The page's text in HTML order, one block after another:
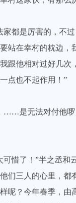
都是厉害的，不过
站在幸村的枕边，
跟他相对过好几次
点也不起作用！”
是无法对付他
了！”半之丞和
们三人的心里，都
呢？今年春季，由